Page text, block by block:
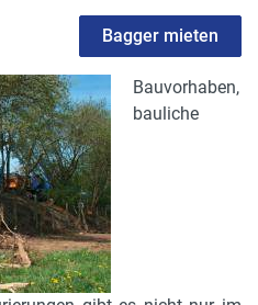
Bagger mieten
Bauvorhaben,
bauliche